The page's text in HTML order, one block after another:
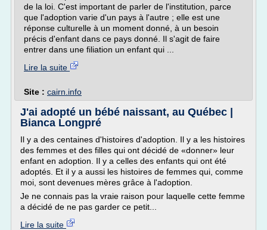
de la loi. C'est important de parler de l'institution, parce
que l'adoption varie d'un pays à l'autre ; elle est une
réponse culturelle à un moment donné, à un besoin
précis d'enfant dans ce pays donné. Il s'agit de faire
entrer dans une filiation un enfant qui ...
Lire la suite
Site : cairn.info
J'ai adopté un bébé naissant, au Québec |
Bianca Longpré
Il y a des centaines d'histoires d'adoption. Il y a les histoires
des femmes et des filles qui ont décidé de «donner» leur
enfant en adoption. Il y a celles des enfants qui ont été
adoptés. Et il y a aussi les histoires de femmes qui, comme
moi, sont devenues mères grâce à l'adoption.
Je ne connais pas la vraie raison pour laquelle cette femme
a décidé de ne pas garder ce petit...
Lire la suite